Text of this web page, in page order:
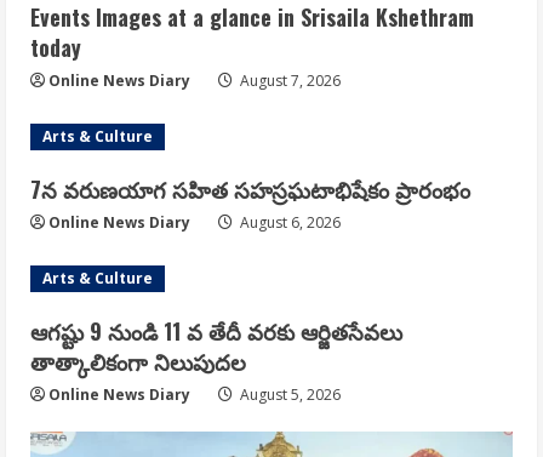
Events Images at a glance in Srisaila Kshethram
today
Online News Diary August 7, 2026
Arts & Culture
7న వరుణయాగ సహిత సహస్రఘటాభిషేకం ప్రారంభం
Online News Diary August 6, 2026
Arts & Culture
ఆగష్టు 9 నుండి 11 వ తేదీ వరకు ఆర్జితసేవలు
తాత్కాలికంగా నిలుపుదల
Online News Diary August 5, 2026